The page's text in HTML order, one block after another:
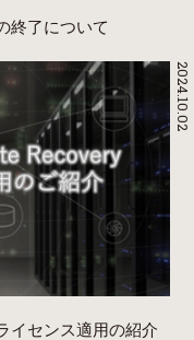
終了について
2024.10.02
イセンス適用の紹介